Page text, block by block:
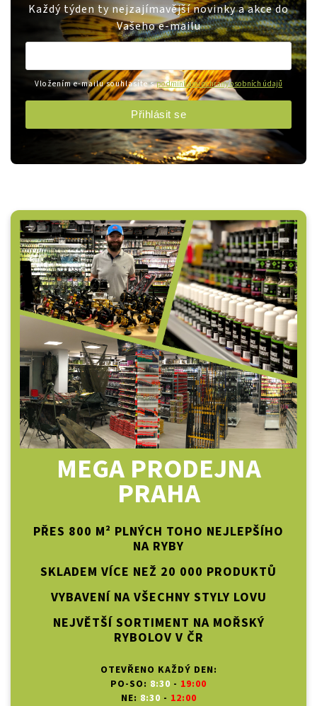
MEGA PRODEJNA
PRAHA
PŘES 800 M² PLNÝCH TOHO NEJLEPŠÍHO
NA RYBY
SKLADEM VÍCE NEŽ 20 000 PRODUKTŮ
VYBAVENÍ NA VŠECHNY STYLY LOVU
NEJVĚTŠÍ SORTIMENT NA MOŘSKÝ
RYBOLOV V ČR
OTEVŘENO KAŽDÝ DEN:
PO-SO: 8:30 - 19:00
NE: 8:30 - 12:00
Každý týden ty nejzajímavější novinky a akce do
Vašeho e-mailu
Vložením e-mailu souhlasíte spodmínkami ochrany osobních údajů
Přihlásit se